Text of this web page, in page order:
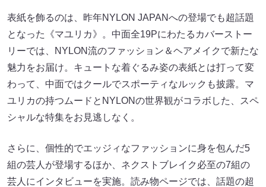
表紙を飾るのは、昨年NYLON JAPANへの登場でも超話題
となった《マユリカ》。中面全19Pにわたるカバーストー
リーでは、NYLON流のファッション＆ヘアメイクで新たな
魅力をお届け。キュートな着ぐるみ姿の表紙とは打って変
わって、中面ではクールでスポーティなルックも披露。マ
ユリカの持つムードとNYLONの世界観がコラボした、スペ
シャルな特集をお見逃しなく。
さらに、個性的でエッジィなファッションに身を包んだ5
組の芸人が登場するほか、ネクストブレイク必至の7組の
芸人にインタビューを実施。読み物ページでは、話題の超